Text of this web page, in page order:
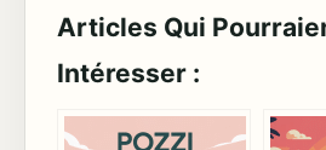
Articles Qui
Intéresser :